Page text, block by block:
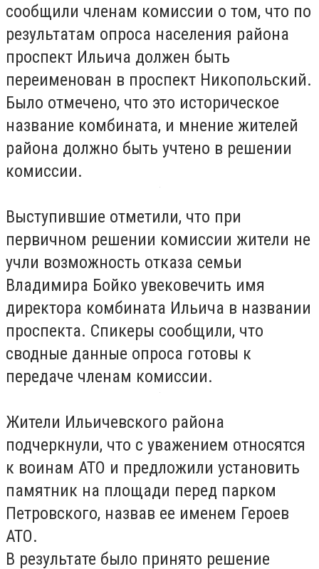
сообщили членам комиссии о том, что по
результатам опроса населения района
проспект Ильича должен быть
переименован в проспект Никопольский.
Было отмечено, что это историческое
название комбината, и мнение жителей
района должно быть учтено в решении
комиссии.
Выступившие отметили, что при
первичном решении комиссии жители не
учли возможность отказа семьи
Владимира Бойко увековечить имя
директора комбината Ильича в названии
проспекта. Спикеры сообщили, что
сводные данные опроса готовы к
передаче членам комиссии.
Жители Ильичевского района
подчеркнули, что с уважением относятся
к воинам АТО и предложили установить
памятник на площади перед парком
Петровского, назвав ее именем Героев
АТО.
В результате было принято решение